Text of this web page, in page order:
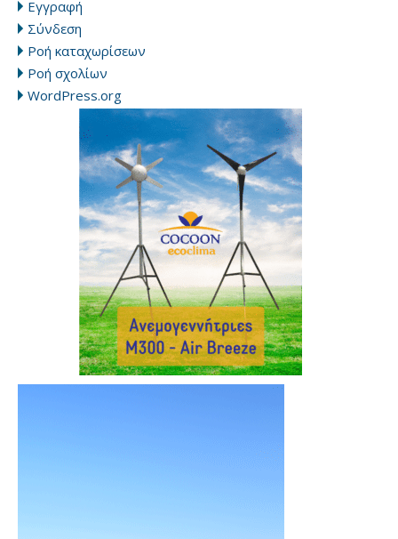
Εγγραφή
Σύνδεση
Ροή καταχωρίσεων
Ροή σχολίων
WordPress.org